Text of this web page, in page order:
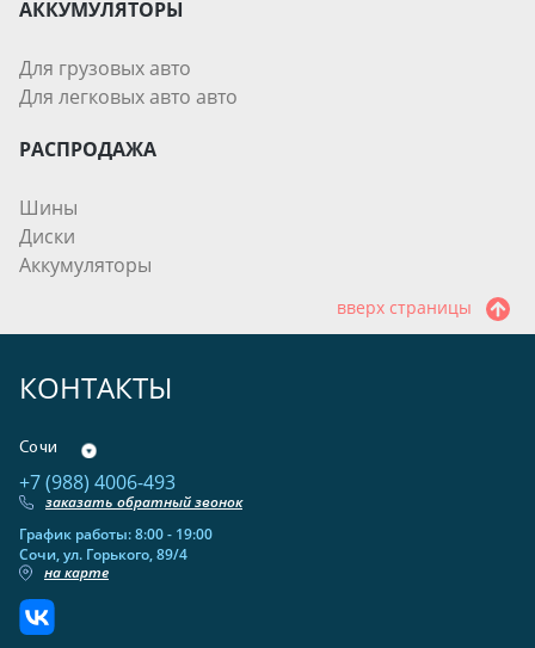
АККУМУЛЯТОРЫ
Для грузовых авто
Для легковых авто авто
РАСПРОДАЖА
Шины
Диски
Аккумуляторы
вверх страницы
КОНТАКТЫ
Сочи
+7 (988) 4006-493
заказать обратный звонок
График работы: 8:00 - 19:00
Сочи, ул. Горького, 89/4
на карте